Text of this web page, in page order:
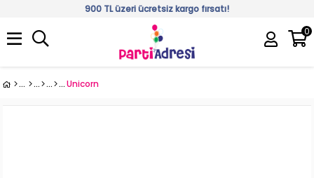
900 TL üzeri ücretsiz kargo fırsatı!
0
Unicorn